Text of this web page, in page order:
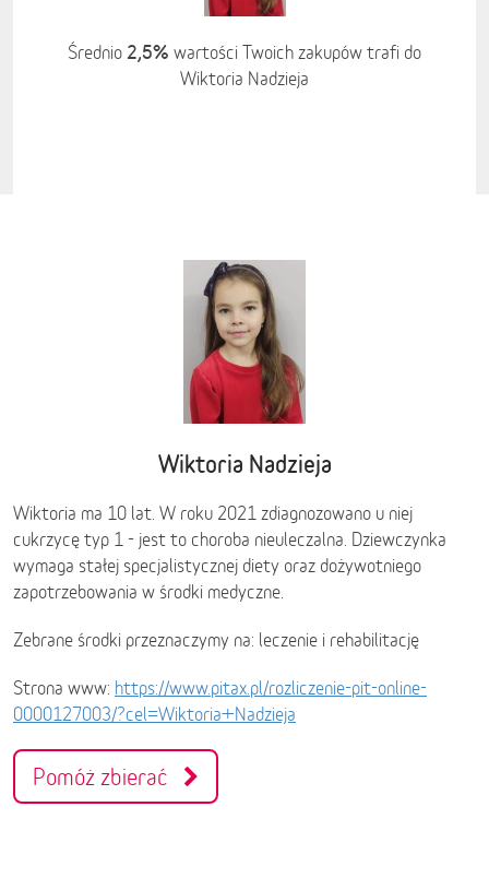
Średnio 2,5% wartości Twoich zakupów trafi do
Wiktoria Nadzieja
Wiktoria Nadzieja
Wiktoria ma 10 lat. W roku 2021 zdiagnozowano u niej
cukrzycę typ 1 - jest to choroba nieuleczalna. Dziewczynka
wymaga stałej specjalistycznej diety oraz dożywotniego
zapotrzebowania w środki medyczne.
Zebrane środki przeznaczymy na: leczenie i rehabilitację
Strona www: https://www.pitax.pl/rozliczenie-pit-online-
0000127003/?cel=Wiktoria+Nadzieja
Pomóż zbierać